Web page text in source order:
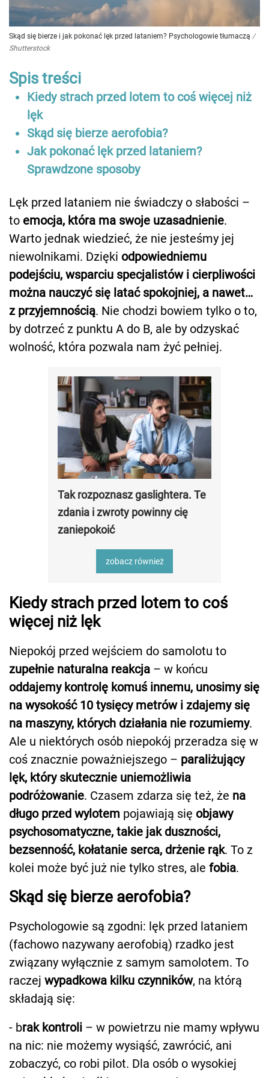
Skąd się bierze i jak pokonać lęk przed lataniem? Psychologowie tłumaczą /
Shutterstock
Spis treści
Kiedy strach przed lotem to coś więcej niż
lęk
Skąd się bierze aerofobia?
Jak pokonać lęk przed lataniem?
Sprawdzone sposoby
Lęk przed lataniem nie świadczy o słabości –
to emocja, która ma swoje uzasadnienie.
Warto jednak wiedzieć, że nie jesteśmy jej
niewolnikami. Dzięki odpowiedniemu
podejściu, wsparciu specjalistów i cierpliwości
można nauczyć się latać spokojniej, a nawet…
z przyjemnością. Nie chodzi bowiem tylko o to,
by dotrzeć z punktu A do B, ale by odzyskać
wolność, która pozwala nam żyć pełniej.
Tak rozpoznasz gaslightera. Te
zdania i zwroty powinny cię
zaniepokoić
zobacz również
Kiedy strach przed lotem to coś
więcej niż lęk
Niepokój przed wejściem do samolotu to
zupełnie naturalna reakcja – w końcu
oddajemy kontrolę komuś innemu, unosimy się
na wysokość 10 tysięcy metrów i zdajemy się
na maszyny, których działania nie rozumiemy.
Ale u niektórych osób niepokój przeradza się w
coś znacznie poważniejszego – paraliżujący
lęk, który skutecznie uniemożliwia
podróżowanie. Czasem zdarza się też, że na
długo przed wylotem pojawiają się objawy
psychosomatyczne, takie jak duszności,
bezsenność, kołatanie serca, drżenie rąk. To z
kolei może być już nie tylko stres, ale fobia.
Skąd się bierze aerofobia?
Psychologowie są zgodni: lęk przed lataniem
(fachowo nazywany aerofobią) rzadko jest
związany wyłącznie z samym samolotem. To
raczej wypadkowa kilku czynników, na którą
składają się:
- brak kontroli – w powietrzu nie mamy wpływu
na nic: nie możemy wysiąść, zawrócić, ani
zobaczyć, co robi pilot. Dla osób o wysokiej